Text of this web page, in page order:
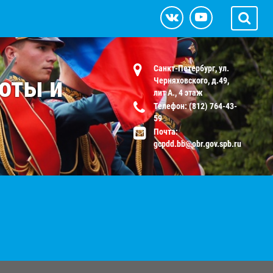
и
Санкт-Петербург, ул.
Черняховского, д.49,
лит А., 4 этаж
Телефон: (812) 764-43-
59
Почта:
gcpdd.bb@obr.gov.spb.ru